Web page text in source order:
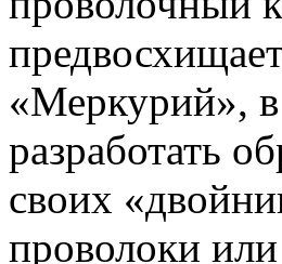
«Меркурий»,
разработать
своих
проволоки